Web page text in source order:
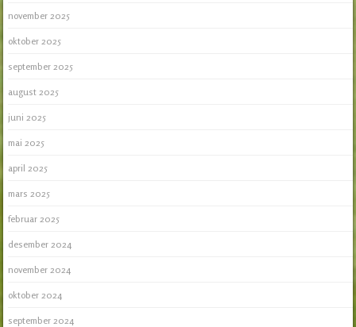
november 2025
oktober 2025
september 2025
august 2025
juni 2025
mai 2025
april 2025
mars 2025
februar 2025
desember 2024
november 2024
oktober 2024
september 2024